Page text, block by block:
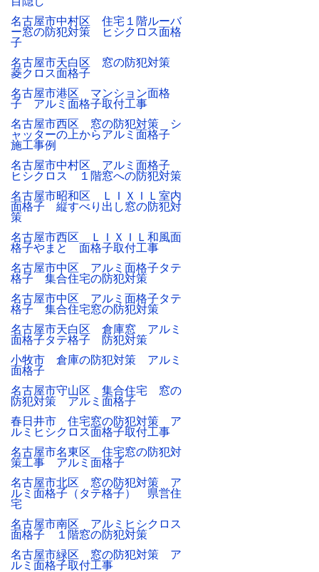
名古屋市中村区 住宅１階ルーバ
ー窓の防犯対策 ヒシクロス面格
子
名古屋市天白区 窓の防犯対策
菱クロス面格子
名古屋市港区 マンション面格
子 アルミ面格子取付工事
名古屋市西区 窓の防犯対策 シ
ャッターの上からアルミ面格子
施工事例
名古屋市中村区 アルミ面格子
ヒシクロス １階窓への防犯対策
名古屋市昭和区 ＬＩＸＩＬ室内
面格子 縦すべり出し窓の防犯対
策
名古屋市西区 ＬＩＸＩＬ和風面
格子やまと 面格子取付工事
名古屋市中区 アルミ面格子タテ
格子 集合住宅の防犯対策
名古屋市中区 アルミ面格子タテ
格子 集合住宅窓の防犯対策
名古屋市天白区 倉庫窓 アルミ
面格子タテ格子 防犯対策
小牧市 倉庫の防犯対策 アルミ
面格子
名古屋市守山区 集合住宅 窓の
防犯対策 アルミ面格子
春日井市 住宅窓の防犯対策 ア
ルミヒシクロス面格子取付工事
名古屋市名東区 住宅窓の防犯対
策工事 アルミ面格子
名古屋市北区 窓の防犯対策 ア
ルミ面格子（タテ格子） 県営住
宅
名古屋市南区 アルミヒシクロス
面格子 １階窓の防犯対策
名古屋市緑区 窓の防犯対策 ア
ルミ面格子取付工事